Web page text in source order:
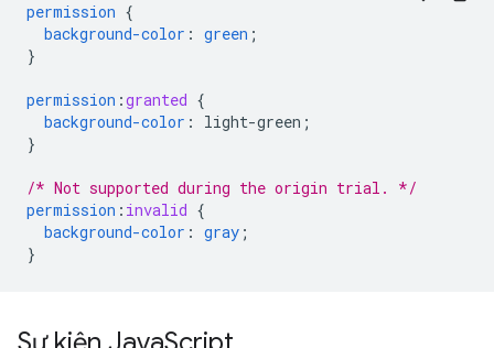
permission {
background-color : green ;
}
permission :granted {
background-color : light-green ;
}
/* Not supported during the origin trial. */
permission : invalid {
background-color : gray ;
}